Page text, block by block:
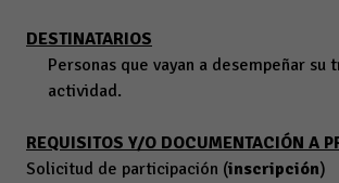
DESTINATARIOS
Personas que vayan a desempeñar su
actividad.
REQUISITOS Y/O DOCUMENTACIÓN A
Solicitud de participación (inscripción)